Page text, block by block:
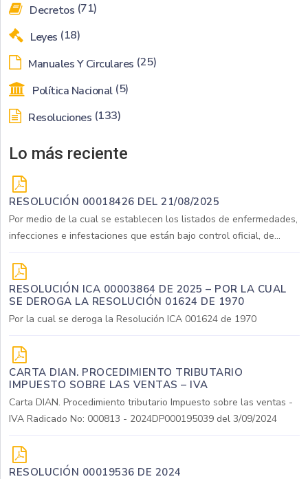
Decretos (71)
Leyes (18)
Manuales Y Circulares (25)
Política Nacional (5)
Resoluciones (133)
Lo más reciente
RESOLUCIÓN 00018426 DEL 21/08/2025
Por medio de la cual se establecen los listados de enfermedades,
infecciones e infestaciones que están bajo control oficial, de...
RESOLUCIÓN ICA 00003864 DE 2025 – POR LA CUAL
SE DEROGA LA RESOLUCIÓN 01624 DE 1970
Por la cual se deroga la Resolución ICA 001624 de 1970
CARTA DIAN. PROCEDIMIENTO TRIBUTARIO
IMPUESTO SOBRE LAS VENTAS – IVA
Carta DIAN. Procedimiento tributario Impuesto sobre las ventas -
IVA Radicado No: 000813 - 2024DP000195039 del 3/09/2024
RESOLUCIÓN 00019536 DE 2024